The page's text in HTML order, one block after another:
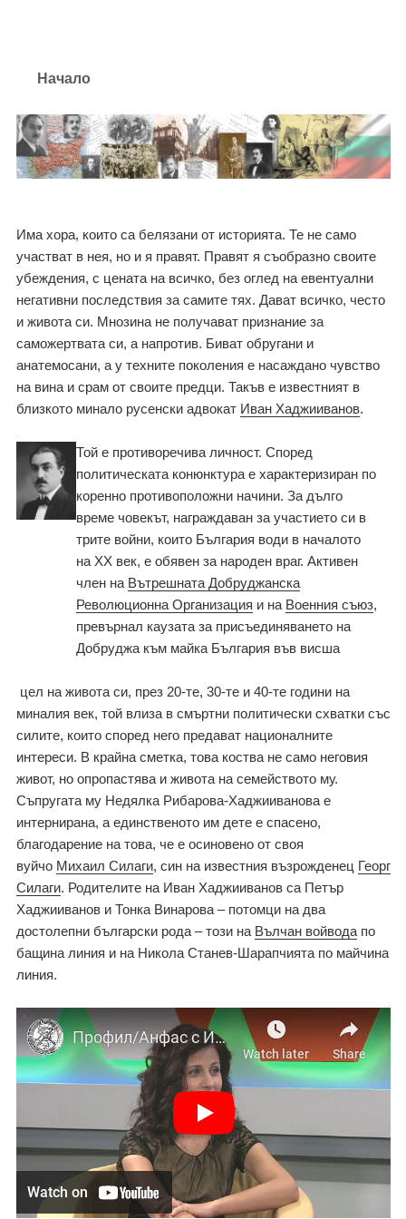
Начало
Има хора, които са белязани от историята. Те не само
участват в нея, но и я правят. Правят я съобразно своите
убеждения, с цената на всичко, без оглед на евентуални
негативни последствия за самите тях. Дават всичко, често
и живота си. Мнозина не получават признание за
саможертвата си, а напротив. Биват обругани и
анатемосани, а у техните поколения е насаждано чувство
на вина и срам от своите предци. Такъв е известният в
близкото минало русенски адвокат Иван Хаджииванов.
Той е противоречива личност. Според
политическата конюнктура е характеризиран по
коренно противоположни начини. За дълго
време човекът, награждаван за участието си в
трите войни, които България води в началото
на ХХ век, е обявен за народен враг. Активен
член на Вътрешната Добруджанска
Революционна Организация и на Военния съюз,
превърнал каузата за присъединяването на
Добруджа към майка България във висша
цел на живота си, през 20-те, 30-те и 40-те години на
миналия век, той влиза в смъртни политически схватки със
силите, които според него предават националните
интереси. В крайна сметка, това коства не само неговия
живот, но опропастява и живота на семейството му.
Съпругата му Недялка Рибарова-Хаджииванова е
интернирана, а единственото им дете е спасено,
благодарение на това, че е осиновено от своя
вуйчо Михаил Силаги, син на известния възрожденец Георг
Силаги. Родителите на Иван Хаджииванов са Петър
Хаджииванов и Тонка Винарова – потомци на два
достолепни български рода – този на Вълчан войводапо
бащина линия и на Никола Станев-Шарапчията по майчина
линия.